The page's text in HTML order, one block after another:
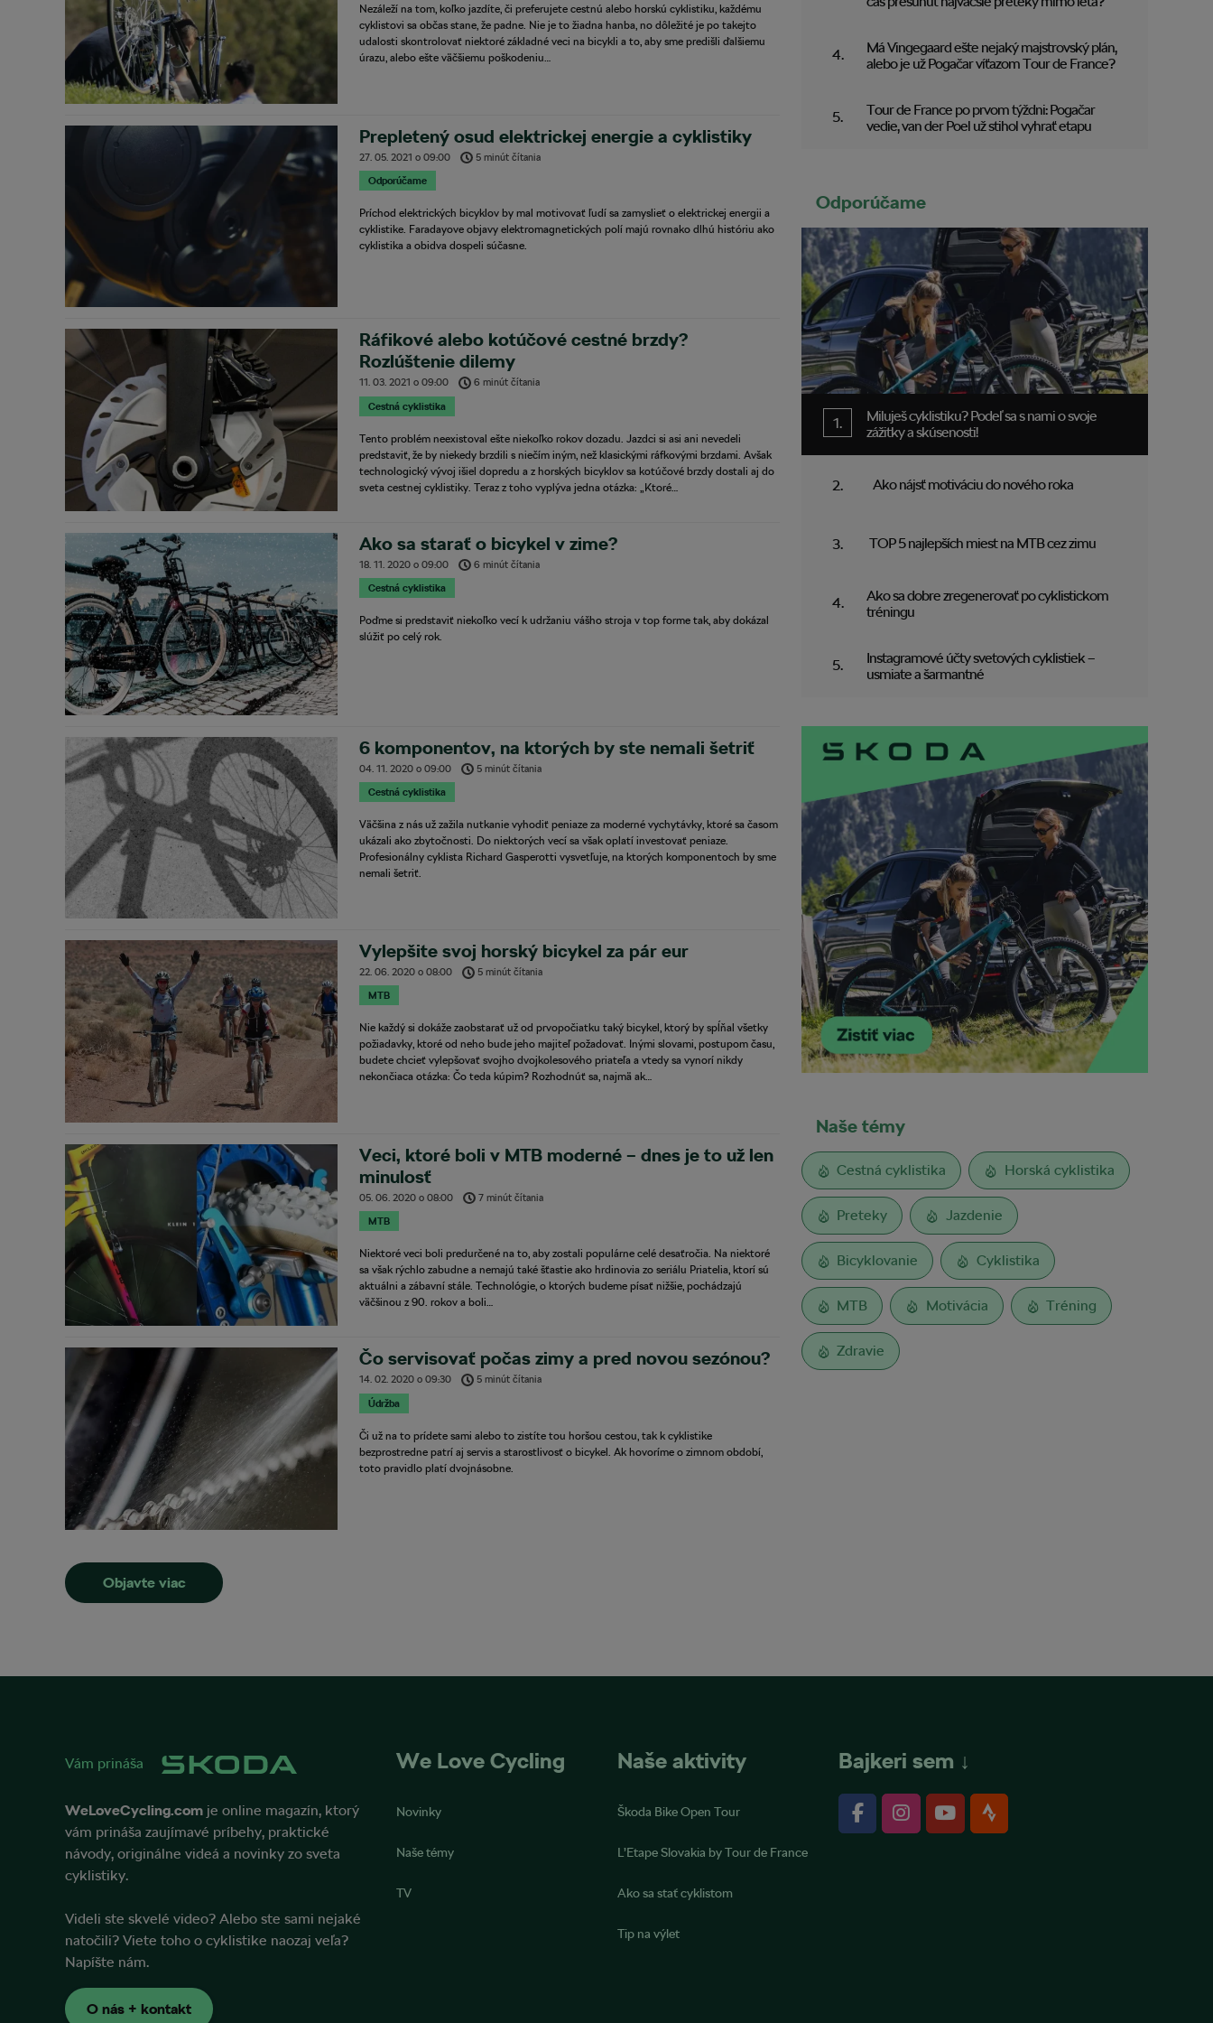
Nezáleží na tom, koľko jazdíte, či preferujete cestnú alebo horskú cyklistiku, každému
cyklistovi sa občas stane, že padne. Nie je to žiadna hanba, no dôležité je po takejto
udalosti skontrolovať niektoré základné veci na bicykli a to, aby sme predišli ďalšiemu
úrazu, alebo ešte väčšiemu poškodeniu…
Prepletený osud elektrickej energie a cyklistiky
27. 05. 2021 o09:00
5 minút čítania
Odporúčame
Príchod elektrických bicyklov by mal motivovať ľudí sa zamyslieť o elektrickej energii a
cyklistike. Faradayove objavy elektromagnetických polí majú rovnako dlhú históriu ako
cyklistika a obidva dospeli súčasne.
Ráfikové alebo kotúčové cestné brzdy?
Rozlúštenie dilemy
11. 03. 2021 o09:00
6 minút čítania
Cestná cyklistika
Tento problém neexistoval ešte niekoľko rokov dozadu. Jazdci si asi ani nevedeli
predstaviť, že by niekedy brzdili s niečím iným, než klasickými ráfkovými brzdami. Avšak
technologický vývoj išiel dopredu a z horských bicyklov sa kotúčové brzdy dostali aj do
sveta cestnej cyklistiky. Teraz z toho vyplýva jedna otázka: „Ktoré…
Ako sa starať o bicykel v zime?
18. 11. 2020 o09:00
6 minút čítania
Cestná cyklistika
Poďme si predstaviť niekoľko vecí k udržaniu vášho stroja v top forme tak, aby dokázal
slúžiť po celý rok.
6 komponentov, na ktorých by ste nemali šetriť
04. 11. 2020 o09:00
5 minút čítania
Cestná cyklistika
Väčšina z nás už zažila nutkanie vyhodiť peniaze za moderné vychytávky, ktoré sa časom
ukázali ako zbytočnosti. Do niektorých vecí sa však oplatí investovať peniaze.
Profesionálny cyklista Richard Gasperotti vysvetľuje, na ktorých komponentoch by sme
nemali šetriť.
Vylepšite svoj horský bicykel za pár eur
22. 06. 2020 o08:00
5 minút čítania
MTB
Nie každý si dokáže zaobstarať už od prvopočiatku taký bicykel, ktorý by spĺňal všetky
požiadavky, ktoré od neho bude jeho majiteľ požadovať. Inými slovami, postupom času,
budete chcieť vylepšovať svojho dvojkolesového priateľa a vtedy sa vynorí nikdy
nekončiaca otázka: Čo teda kúpim? Rozhodnúť sa, najmä ak…
Veci, ktoré boli v MTB moderné – dnes je to už len
minulosť
05. 06. 2020 o08:00
7 minút čítania
MTB
Niektoré veci boli predurčené na to, aby zostali populárne celé desaťročia. Na niektoré
sa však rýchlo zabudne a nemajú také šťastie ako hrdinovia zo seriálu Priatelia, ktorí sú
aktuálni a zábavní stále. Technológie, o ktorých budeme písať nižšie, pochádzajú
väčšinou z 90. rokov a boli…
Čo servisovať počas zimy a pred novou sezónou?
14. 02. 2020 o09:30
5 minút čítania
Údržba
Či už na to prídete sami alebo to zistíte tou horšou cestou, tak k cyklistike
bezprostredne patrí aj servis a starostlivosť o bicykel. Ak hovoríme o zimnom období,
toto pravidlo platí dvojnásobne.
Objavte viac
Má Vingegaard ešte nejaký majstrovský plán,
alebo je už Pogačar víťazom Tour de France?
Tour de France po prvom týždni: Pogačar
vedie, van der Poel už stihol vyhrať etapu
Odporúčame
Miluješ cyklistiku? Podeľ sa s nami o svoje
zážitky a skúsenosti!
Ako nájsť motiváciu do nového roka
TOP 5 najlepších miest na MTB cez zimu
Ako sa dobre zregenerovať po cyklistickom
tréningu
Instagramové účty svetových cyklistiek –
usmiate a šarmantné
Naše témy
Cestná cyklistika Horská cyklistika
Preteky Jazdenie
Bicyklovanie Cyklistika
MTB Motivácia Tréning
Zdravie
Vám prináša
WeLoveCycling.com je online magazín, ktorý
vám prináša zaujímavé príbehy, praktické
návody, originálne videá a novinky zo sveta
cyklistiky.
Videli ste skvelé video? Alebo ste sami nejaké
natočili? Viete toho o cyklistike naozaj veľa?
Napíšte nám.
O nás + kontakt
We Love Cycling
Novinky
Naše témy
TV
Naše aktivity
Škoda Bike Open Tour
L’Etape Slovakia by Tour de France
Ako sa stať cyklistom
Tip na výlet
Bajkeri sem ↓